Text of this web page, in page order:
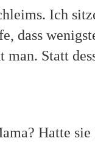
Ich
dass
Statt
Hatte